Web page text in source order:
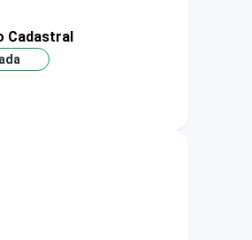
Cadastral